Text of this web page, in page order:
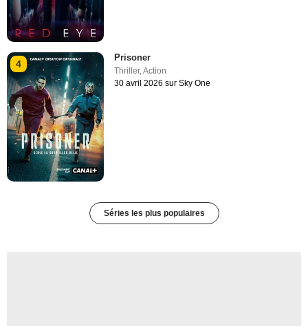
4
Prisoner
Thriller,Action
30 avril 2026 sur Sky One
Séries les plus populaires